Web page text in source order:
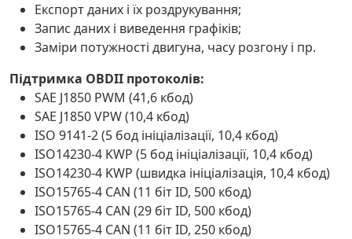
Експорт даних і їх роздрукування;
Запис даних і виведення графіків;
Заміри потужності двигуна, часу розгону і пр.
Підтримка OBDII протоколів:
SAE J1850 PWM (41,6 кбод)
SAE J1850 VPW (10,4 кбод)
ISO 9141-2 (5 бод ініціалізації, 10,4 кбод)
ISO14230-4 KWP (5 бод ініціалізації, 10,4 кбод)
ISO14230-4 KWP (швидка ініціалізація, 10,4 кбод)
ISO15765-4 CAN (11 біт ID, 500 кбод)
ISO15765-4 CAN (29 біт ID, 500 кбод)
ISO15765-4 CAN (11 біт ID, 250 кбод)